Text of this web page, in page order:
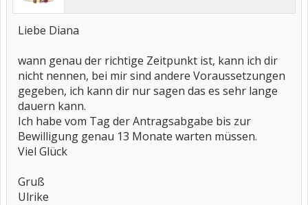
Liebe Diana
wann genau der richtige Zeitpunkt ist, kann ich dir
nicht nennen, bei mir sind andere Voraussetzungen
gegeben, ich kann dir nur sagen das es sehr lange
dauern kann.
Ich habe vom Tag der Antragsabgabe bis zur
Bewilligung genau 13 Monate warten müssen.
Viel Glück
Gruß
Ulrike